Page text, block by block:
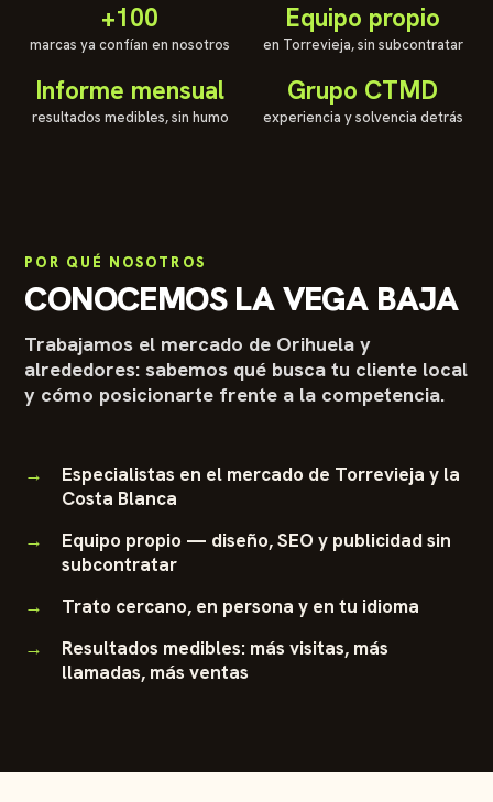
+100
marcas ya confían en nosotros
Equipo propio
en Torrevieja, sin subcontratar
Informe mensual
resultados medibles, sin humo
Grupo CTMD
experiencia y solvencia detrás
POR QUÉ NOSOTROS
CONOCEMOS LA VEGA BAJA
Trabajamos el mercado de Orihuela y
alrededores: sabemos qué busca tu cliente local
y cómo posicionarte frente a la competencia.
Especialistas en el mercado de Torrevieja y la
Costa Blanca
Equipo propio — diseño, SEO y publicidad sin
subcontratar
Trato cercano, en persona y en tu idioma
Resultados medibles: más visitas, más
llamadas, más ventas